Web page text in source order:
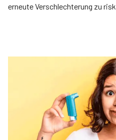
erneute Verschlechterung zu
zeigte.